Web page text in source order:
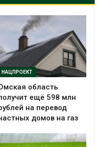
НАЦПРОЕКТ
область
ещё 598 млн
на перевод
домов на газ